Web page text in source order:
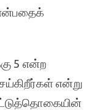
என்பதைக்
5 என்ற
என்று